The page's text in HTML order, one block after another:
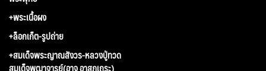
+พระเนื้อผง
+ล็อกเก็ต-รูปถ่าย
+สมเด็จพระญาณสังวร-หลวงปู่ทวด
สมเด็จพุฒาจารย์(อาจ อาสภเถระ)